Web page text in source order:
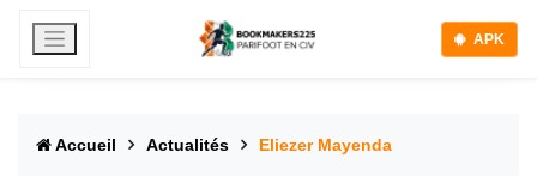
APK
Accueil Actualités Eliezer Mayenda